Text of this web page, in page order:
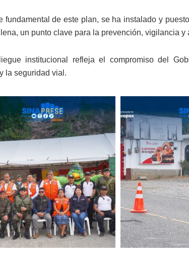
fundamental de este plan, se ha instalado y
un punto clave para la prevención, vigilancia
institucional refleja el compromiso del
la seguridad vial.